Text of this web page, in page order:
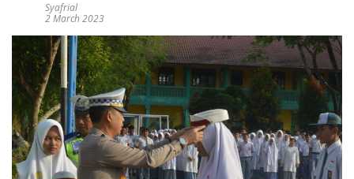
Syafrial
2 March 2023